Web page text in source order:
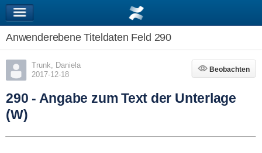
Anwenderebene Titeldaten Feld 290
Trunk, Daniela
2017-12-18
Beobachten
Beobachten
290 - Angabe zum Text der Unterlage
(W)